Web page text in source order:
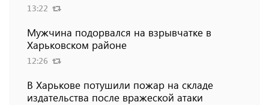
13:22
Мужчина подорвался на взрывчатке в
Харьковском районе
12:26
В Харькове потушили пожар на складе
издательства после вражеской атаки